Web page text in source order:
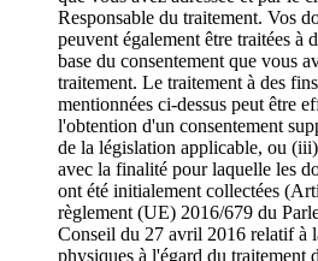
Responsable du traitement. Vos
peuvent également être traitées à
base du consentement que vous
traitement. Le traitement à des
mentionnées ci-dessus peut être
l'obtention d'un consentement
de la législation applicable, ou
avec la finalité pour laquelle les
ont été initialement collectées
règlement (UE) 2016/679 du
Conseil du 27 avril 2016 relatif à
physiques à l'égard du traitement